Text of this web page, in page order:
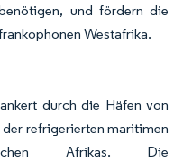
und fördern die
Westafrika.
durch die Häfen von
refrigerierten maritimen
Afrikas. Die